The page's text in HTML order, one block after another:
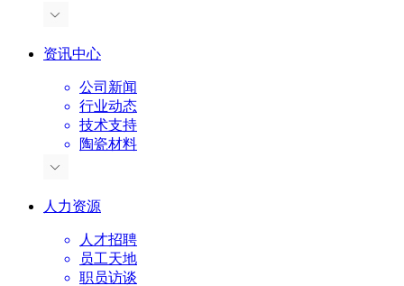
资讯中心
公司新闻
行业动态
技术支持
陶瓷材料
人力资源
人才招聘
员工天地
职员访谈